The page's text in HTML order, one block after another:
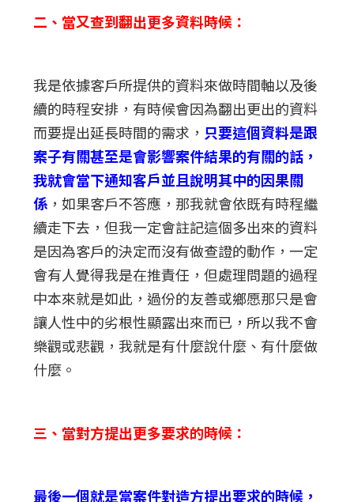
二、當又查到翻出更多資料時候：
我是依據客戶所提供的資料來做時間軸以及後
續的時程安排，有時候會因為翻出更出的資料
而要提出延長時間的需求， 只要這個資料是跟
案子有關甚至是會影響案件結果的有關的話，
我就會當下通知客戶並且說明其中的因果關
係 ，如果客戶不答應，那我就會依既有時程繼
續走下去，但我一定會註記這個多出來的資料
是因為客戶的決定而沒有做查證的動作，一定
會有人覺得我是在推責任，但處理問題的過程
中本來就是如此，過份的友善或鄉愿那只是會
讓人性中的劣根性顯露出來而已，所以我不會
樂觀或悲觀，我就是有什麼說什麼、有什麼做
什麼。
三、當對方提出更多要求的時候：
最後一個就是當案件對造方提出要求的時候，